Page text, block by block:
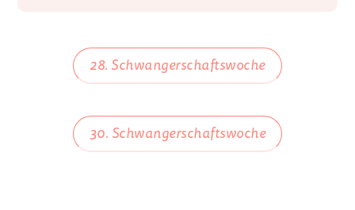
28. Schwangerschaftswoche
30. Schwangerschaftswoche